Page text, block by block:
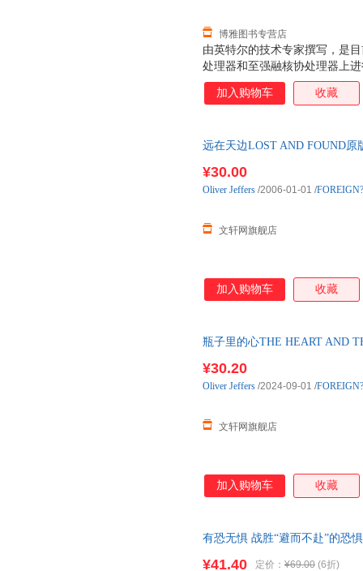
由英特尔的技术专家撰写，是
处理器和至强融核协处理器上
理器高性能编程指南》所采用
阐述的统一、标准和灵活的编
朋友圈晒书并发送晒书截图至
级计算机！领取方式可详询@
博雅图书专营店
加入购物车 收藏
远在天边LOST AND FOUND
¥30.00
文轩网旗舰店
Oliver Jeffers /2006-01-01 /
加入购物车 收藏
瓶子里的心THE HEART AND
¥30.20
文轩网旗舰店
Oliver Jeffers /2024-09-01 /
加入购物车 收藏
有恐无惧 战胜“避而不赴”的恐
¥41.40 定价： ¥69.00 (6折)